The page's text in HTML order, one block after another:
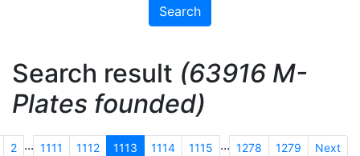
Search result (63916 M-
Plates founded)
2 ... 1111 1112 1113 1114 1115 ... 1278 1279 Next